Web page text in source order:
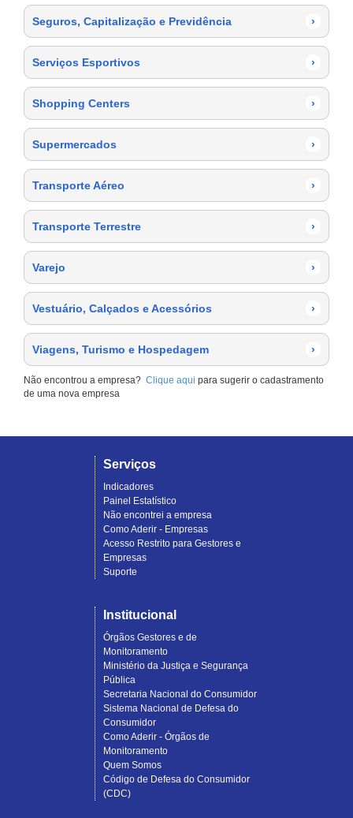
Seguros, Capitalização e Previdência ›
Serviços Esportivos ›
Shopping Centers ›
Supermercados ›
Transporte Aéreo ›
Transporte Terrestre ›
Varejo ›
Vestuário, Calçados e Acessórios ›
Viagens, Turismo e Hospedagem ›
Não encontrou a empresa? Clique aqui para sugerir o cadastramento
de uma nova empresa
Serviços
Indicadores
Painel Estatístico
Não encontrei a empresa
Como Aderir - Empresas
Acesso Restrito para Gestores e
Empresas
Suporte
Institucional
Órgãos Gestores e de
Monitoramento
Ministério da Justiça e Segurança
Pública
Secretaria Nacional do Consumidor
Sistema Nacional de Defesa do
Consumidor
Como Aderir - Órgãos de
Monitoramento
Quem Somos
Código de Defesa do Consumidor
(CDC)